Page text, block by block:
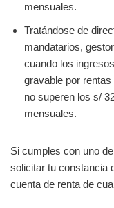
mensuales.
Tratándose de
mandatarios,
cuando los
gravable por
no superen los s/
mensuales.
Si cumples con uno
solicitar tu constancia
cuenta de renta de